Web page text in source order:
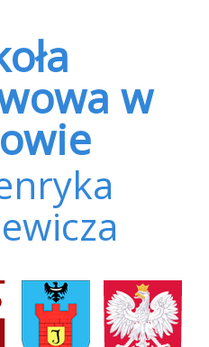
w